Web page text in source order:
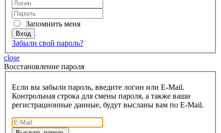
Запомнить меня
Забыли свой пароль?
close
Восcтановление пароля
Если вы забыли пароль, введите логин или E-Mail.
Контрольная строка для смены пароля, а также ваши
регистрационные данные, будут высланы вам по E-Mail.